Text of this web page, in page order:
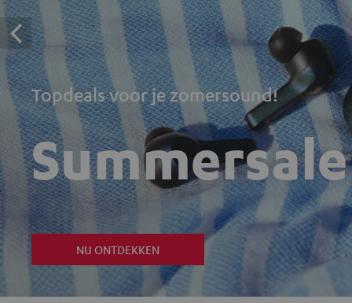
Topdeals voor je zomersound!
Summersale
NU ONTDEKKEN